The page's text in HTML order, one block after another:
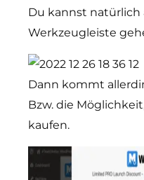
Du kannst natürlich
Werkzeugleiste
Dann kommt
Bzw. die
kaufen.